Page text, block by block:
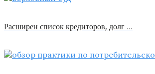
Расширен список кредиторов, долг …